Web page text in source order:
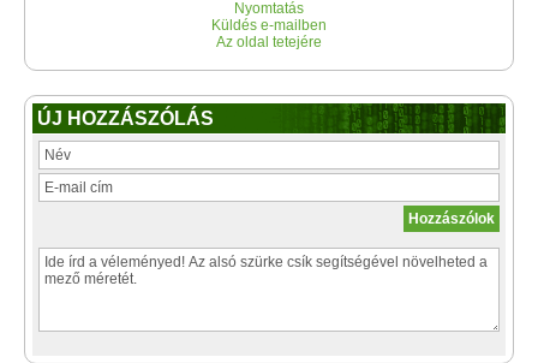
Nyomtatás
Küldés e-mailben
Az oldal tetejére
ÚJ HOZZÁSZÓLÁS